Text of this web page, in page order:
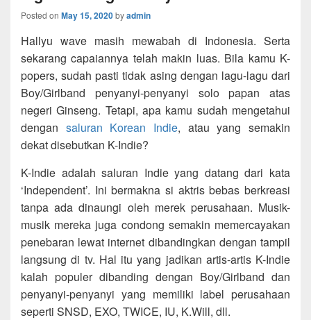
Posted on May 15, 2020byadmin
Hallyu wave masih mewabah di Indonesia. Serta
sekarang capaiannya telah makin luas. Bila kamu K-
popers, sudah pasti tidak asing dengan lagu-lagu dari
Boy/Girlband penyanyi-penyanyi solo papan atas
negeri Ginseng. Tetapi, apa kamu sudah mengetahui
dengan saluran Korean Indie, atau yang semakin
dekat disebutkan K-Indie?
K-Indie adalah saluran Indie yang datang dari kata
‘Independent’. Ini bermakna si aktris bebas berkreasi
tanpa ada dinaungi oleh merek perusahaan. Musik-
musik mereka juga condong semakin memercayakan
penebaran lewat internet dibandingkan dengan tampil
langsung di tv. Hal itu yang jadikan artis-artis K-Indie
kalah populer dibanding dengan Boy/Girlband dan
penyanyi-penyanyi yang memiliki label perusahaan
seperti SNSD, EXO, TWICE, IU, K.Will, dll.